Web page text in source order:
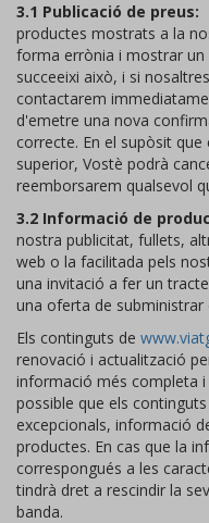
3.1 Publicació de preus:
productes mostrats a la
forma errònia i mostrar un
succeeixi això, i si
contactarem
d'emetre una nova
correcte. En el supòsit
superior, Vostè podrà
reemborsarem qualsevol
3.2 Informació de
nostra publicitat, fullets,
web o la facilitada pels
una invitació a fer un
una oferta de
Els continguts de
renovació i actualització
informació més completa i
possible que els
excepcionals, informació
productes. En cas que la
correspongués a les
tindrà dret a rescindir la
banda.